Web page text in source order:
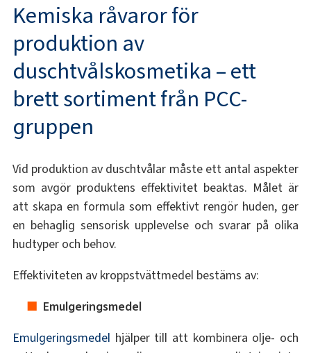
Kemiska råvaror för
produktion av
duschtvålskosmetika – ett
brett sortiment från PCC-
gruppen
Vid produktion av duschtvålar måste ett antal aspekter
som avgör produktens effektivitet beaktas. Målet är
att skapa en formula som effektivt rengör huden, ger
en behaglig sensorisk upplevelse och svarar på olika
hudtyper och behov.
Effektiviteten av kroppstvättmedel bestäms av:
Emulgeringsmedel
Emulgeringsmedel hjälper till att kombinera olje- och